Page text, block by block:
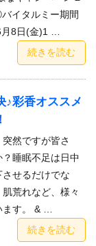
イタルミー期間
8日(金)1 …
続きを読む
♪彩香オススメ
然ですが皆さ
睡眠不足は日中
せるだけでな
荒れなど、様々
す。 & …
続きを読む